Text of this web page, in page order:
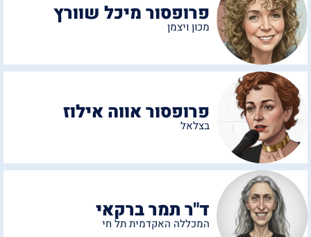
פרופסור מיכל שוורץ
מכון ויצמן
פרופסור אווה אילוז
בצלאל
ד"ר תמר ברקאי
המכללה האקדמית תל חי